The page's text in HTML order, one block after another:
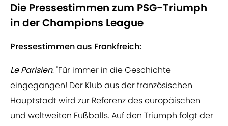
Die Pressestimmen zum PSG-Triumph
in der Champions League
Pressestimmen aus Frankfreich:
Le Parisien: "Für immer in die Geschichte
eingegangen! Der Klub aus der französischen
Hauptstadt wird zur Referenz des europäischen
und weltweiten Fußballs. Auf den Triumph folgt der